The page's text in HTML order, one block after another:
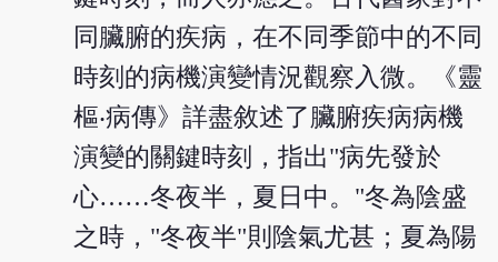
同臟腑的疾病，在不同季節中的不同
時刻的病機演變情況觀察入微。《靈
樞‧病傳》詳盡敘述了臟腑疾病病機
演變的關鍵時刻，指出"病先發於
心……冬夜半，夏日中。"冬為陰盛
之時，"冬夜半"則陰氣尤甚；夏為陽